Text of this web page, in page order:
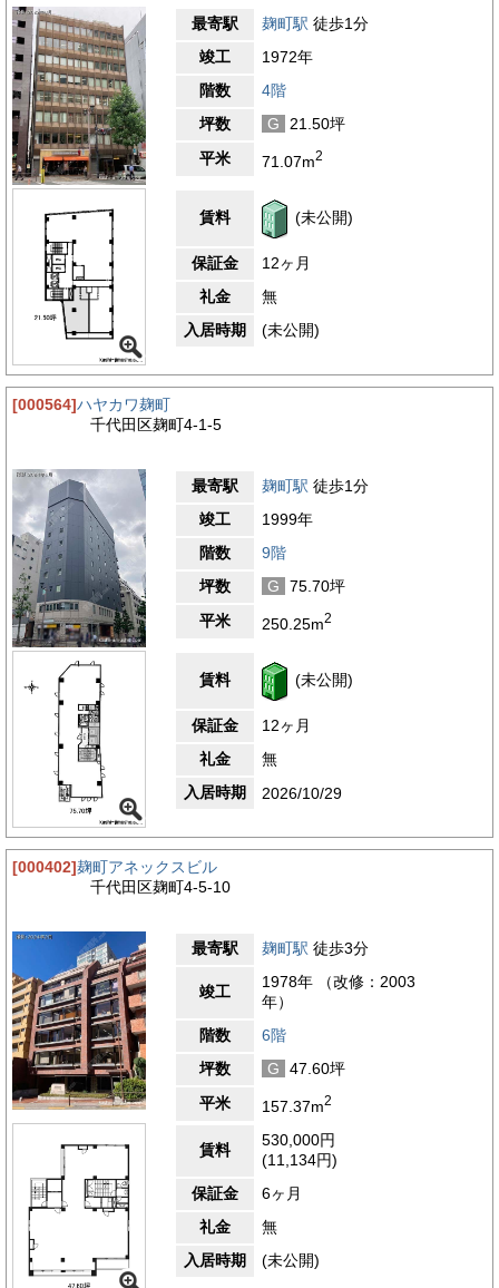
最寄駅 麹町駅 徒歩1分
竣工
1972年
階数
4階
坪数
G
21.50坪
平米
71.07m2
賃料 (未公開)
保証金
12ヶ月
礼金
無
入居時期
(未公開)
[000564]ハヤカワ麹町
千代田区麹町4-1-5
最寄駅 麹町駅 徒歩1分
竣工
1999年
階数
9階
坪数
G
75.70坪
平米
250.25m2
賃料 (未公開)
保証金
12ヶ月
礼金
無
入居時期
2026/10/29
[000402]麹町アネックスビル
千代田区麹町4-5-10
最寄駅 麹町駅 徒歩3分
竣工
1978年 （改修：2003
年）
階数
6階
坪数
G
47.60坪
平米
157.37m2
賃料
530,000円
(11,134円)
保証金
6ヶ月
礼金
無
入居時期
(未公開)